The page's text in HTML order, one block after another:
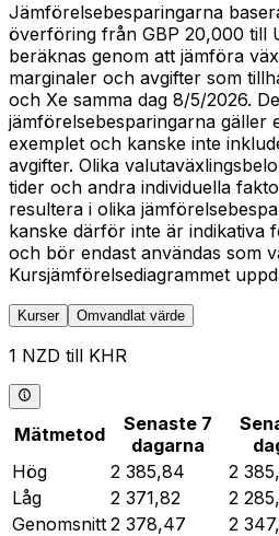
Jämförelsebesparingarna
överföring från GBP 20,000 till
beräknas genom att jämföra
marginaler och avgifter som
och Xe samma dag 8/5/2026.
jämförelsebesparingarna gäller
exemplet och kanske inte
avgifter. Olika
tider och andra individuella
resultera i olika
kanske därför inte är indikativa
och bör endast användas som
Kursjämförelsediagrammet
Kurser Omvandlat värde
1 NZD till KHR
Mätmetod
Senaste 7
dagarna
Hög
2 385,84 2
Låg
2 371,82 2
Genomsnitt 2 378,47 2